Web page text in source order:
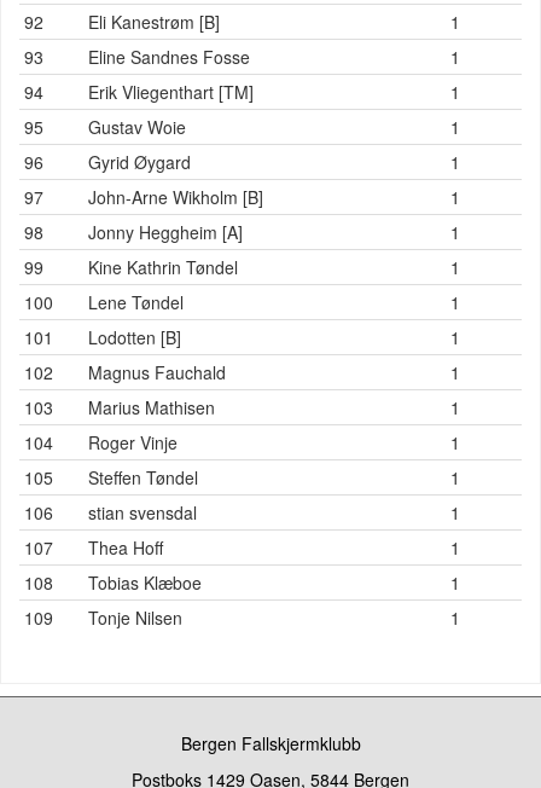
92
Eli Kanestrøm [B]
1
93
Eline Sandnes Fosse
1
94
Erik Vliegenthart [TM]
1
95
Gustav Woie
1
96
Gyrid Øygard
1
97
John-Arne Wikholm [B]
1
98
Jonny Heggheim [A]
1
99
Kine Kathrin Tøndel
1
100
Lene Tøndel
1
101
Lodotten [B]
1
102
Magnus Fauchald
1
103
Marius Mathisen
1
104
Roger Vinje
1
105
Steffen Tøndel
1
106
stian svensdal
1
107
Thea Hoff
1
108
Tobias Klæboe
1
109
Tonje Nilsen 1
Bergen Fallskjermklubb
Postboks 1429 Oasen, 5844 Bergen